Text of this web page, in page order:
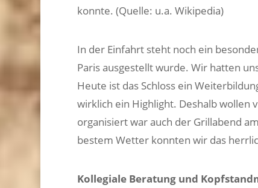
konnte. (Quelle: u.a. Wikipedia)
In der Einfahrt steht noch ein
Paris ausgestellt wurde. Wir hatten
Heute ist das Schloss ein
wirklich ein Highlight. Deshalb wollen
organisiert war auch der Grillabend
bestem Wetter konnten wir das
Kollegiale Beratung und